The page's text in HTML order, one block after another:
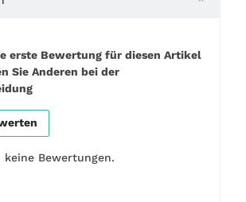
erste Bewertung für diesen Artikel
Sie Anderen bei der
keine Bewertungen.